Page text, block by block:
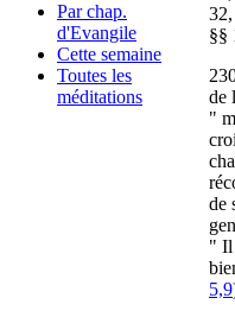
Par chap.
d'Evangile
Cette semaine
Toutes les
méditations
§§
de
"
de
" Il
5,9